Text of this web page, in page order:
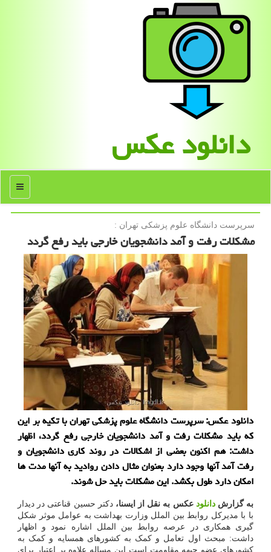
دانلود عكس
منو
سرپرست دانشگاه علوم پزشكی تهران :
مشکلات رفت و آمد دانشجویان خارجی باید رفع گردد
دانلود عکس: سرپرست دانشگاه علوم پزشکی تهران با تکیه بر این
که باید مشکلات رفت و آمد دانشجویان خارجی رفع گردد، اظهار
داشت: هم اکنون بعضی از اشکالات در روند کاری دانشجویان و
رفت آمد آنها وجود دارد بعنوان مثال دادن روادید به آنها مدت ها
امکان دارد طول بکشد. این مشکلات باید حل شوند.
به گزارشدانلود عکس به نقل از ایسنا،دکتر حسین قناعتی در دیدار
با با مدیرکل روابط بین الملل وزارت بهداشت به عوامل موثر شکل
گیری همکاری در عرصه روابط بین الملل اشاره نمود و اظهار
داشت: مبحث اول تعامل و کمک به کشورهای همسایه و کمک به
کشورهای عضو جبهه مقاومت است این مساله علاوه بر اعتبار برای